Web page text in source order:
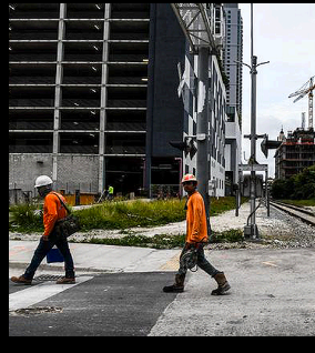
Facebook X